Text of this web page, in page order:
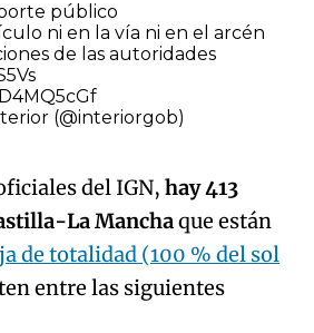
público
ni en la vía ni en el arcén
de las autoridades
(@interiorgob)
del IGN, hay 413
La Manchaque están
de totalidad (100 % del sol
entre las siguientes